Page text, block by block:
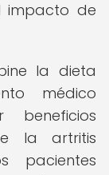
impacto de
la dieta
médico
beneficios
la artritis
pacientes